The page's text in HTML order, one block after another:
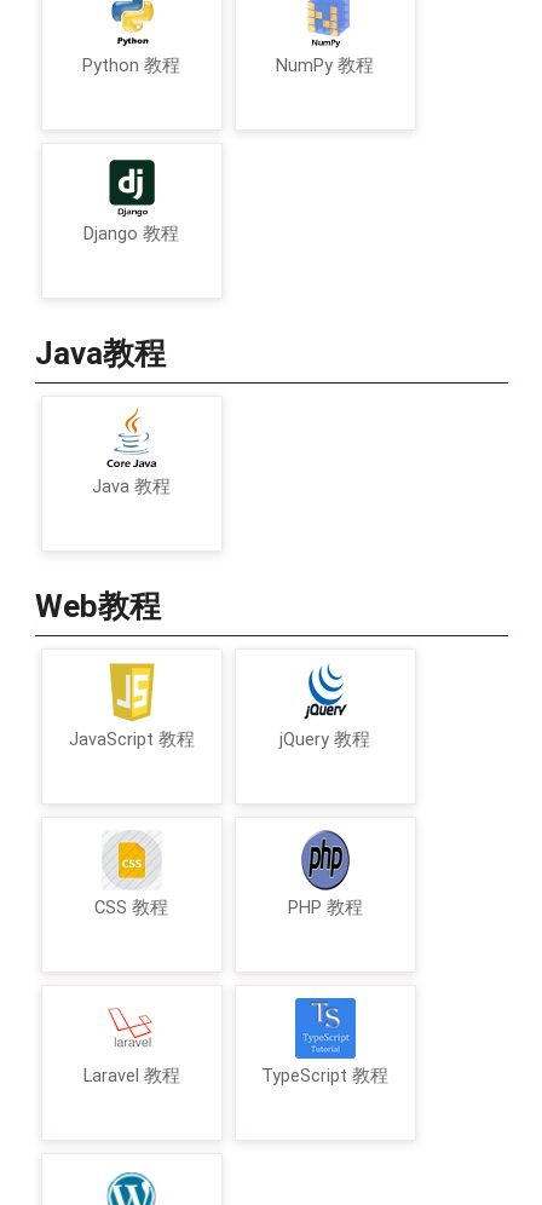
Python 教程 NumPy 教程
Django 教程
Java教程
Java 教程
Web教程
JavaScript 教程 jQuery 教程
CSS 教程 PHP 教程
Laravel 教程 TypeScript 教程